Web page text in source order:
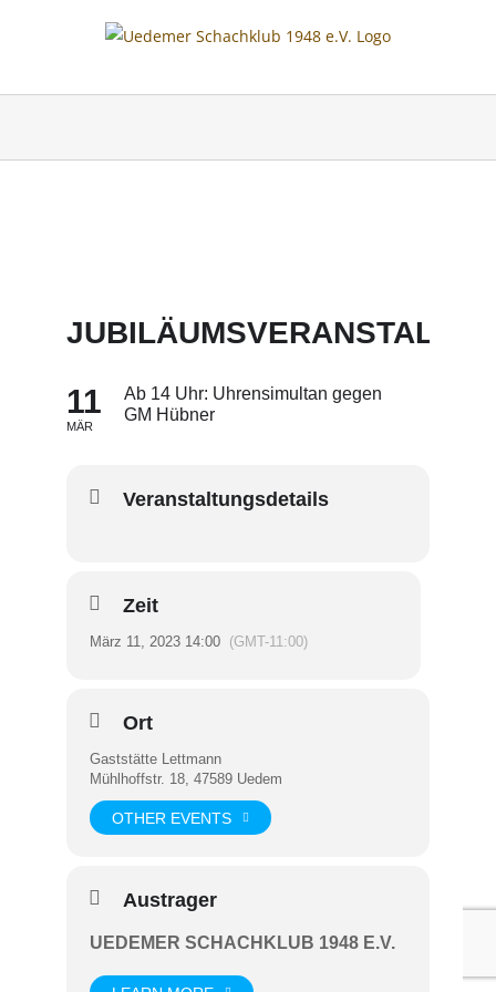
11
MÄR
Ab 14 Uhr: Uhrensimultan gegen
GM Hübner
Veranstaltungsdetails
Zeit
März 11, 2023 14:00 (GMT-11:00)
Ort
Gaststätte Lettmann
Mühlhoffstr. 18, 47589 Uedem
OTHER EVENTS
Austrager
UEDEMER SCHACHKLUB 1948 E.V.